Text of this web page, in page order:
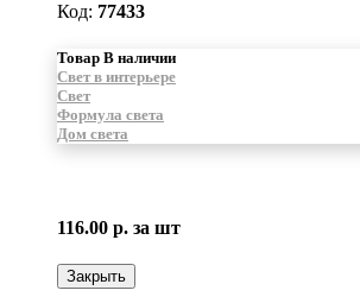
Код: 77433
Товар В наличии
Свет в интерьере
Свет
Формула света
Дом света
116.00 р. за шт
Закрыть